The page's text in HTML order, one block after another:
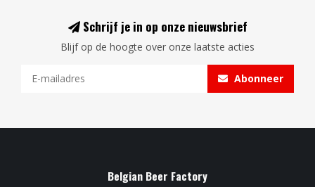
Schrijf je in op onze nieuwsbrief
Blijf op de hoogte over onze laatste acties
Abonneer
Belgian Beer Factory